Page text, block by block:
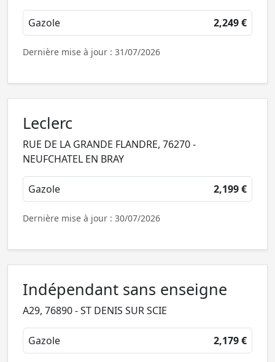
Gazole 2,249 €
Dernière mise à jour : 31/07/2026
Leclerc
RUE DE LA GRANDE FLANDRE, 76270 -
NEUFCHATEL EN BRAY
Gazole 2,199 €
Dernière mise à jour : 30/07/2026
Indépendant sans enseigne
A29, 76890 - ST DENIS SUR SCIE
Gazole 2,179 €